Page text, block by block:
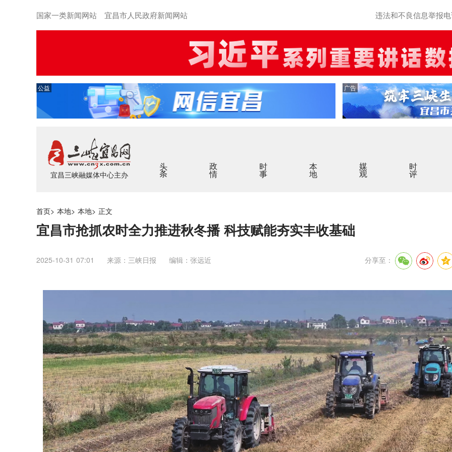
国家一类新闻网站 宜昌市人民政府新闻网站 违法和不良信息举报
公益 广告
宜昌三峡融媒体中心主办
头条 政情 时事 本地 媒观 时评
首页> 本地> 本地> 正文
宜昌市抢抓农时全力推进秋冬播 科技赋能夯实丰收基础
2025-10-31 07:01 来源：三峡日报 编辑：张远近 分享至：